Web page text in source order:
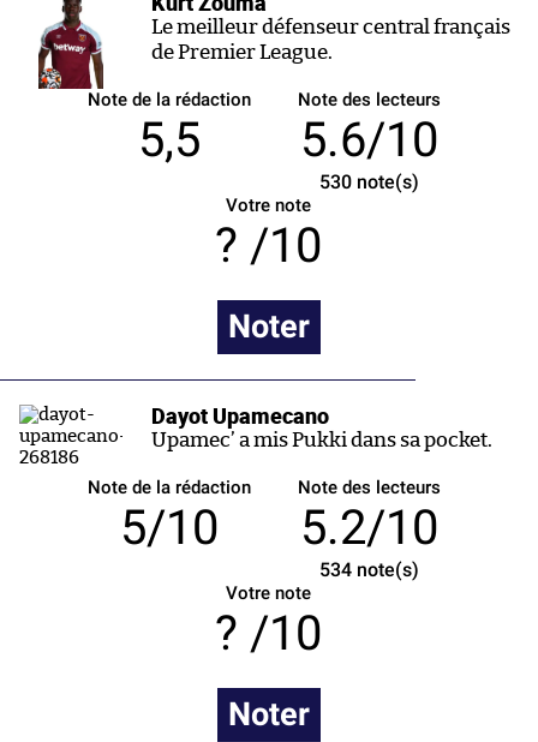
Le meilleur défenseur central français
de Premier League.
Note de la rédaction
5,5
Note des lecteurs
5.6/10
530note(s)
Votre note
/10
Noter
Dayot Upamecano
Upamec’ a mis Pukki dans sa pocket.
Note de la rédaction
5/10
Note des lecteurs
5.2/10
534note(s)
Votre note
/10
Noter